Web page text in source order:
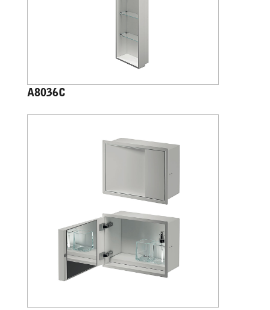
A8036C